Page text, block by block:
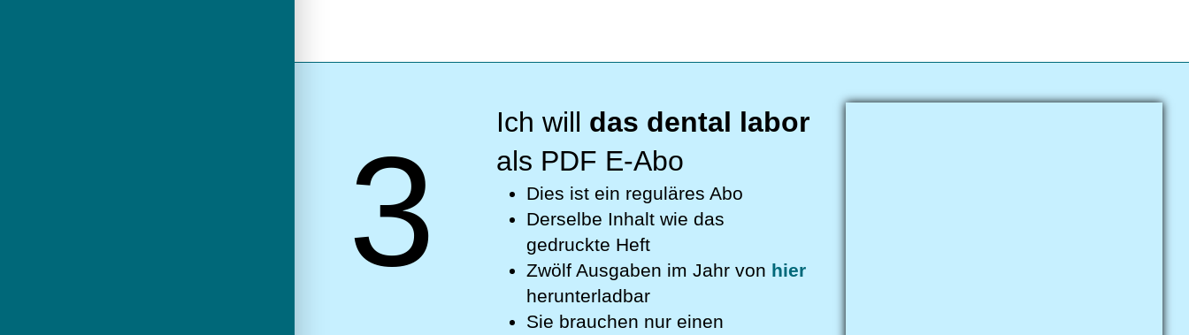
3
Ich will das dental labor
als PDF E-Abo
Dies ist ein reguläres Abo
Derselbe Inhalt wie das
gedruckte Heft
Zwölf Ausgaben im Jahr von hier
herunterladbar
Sie brauchen nur einen